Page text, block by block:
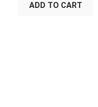
ADD TO CART